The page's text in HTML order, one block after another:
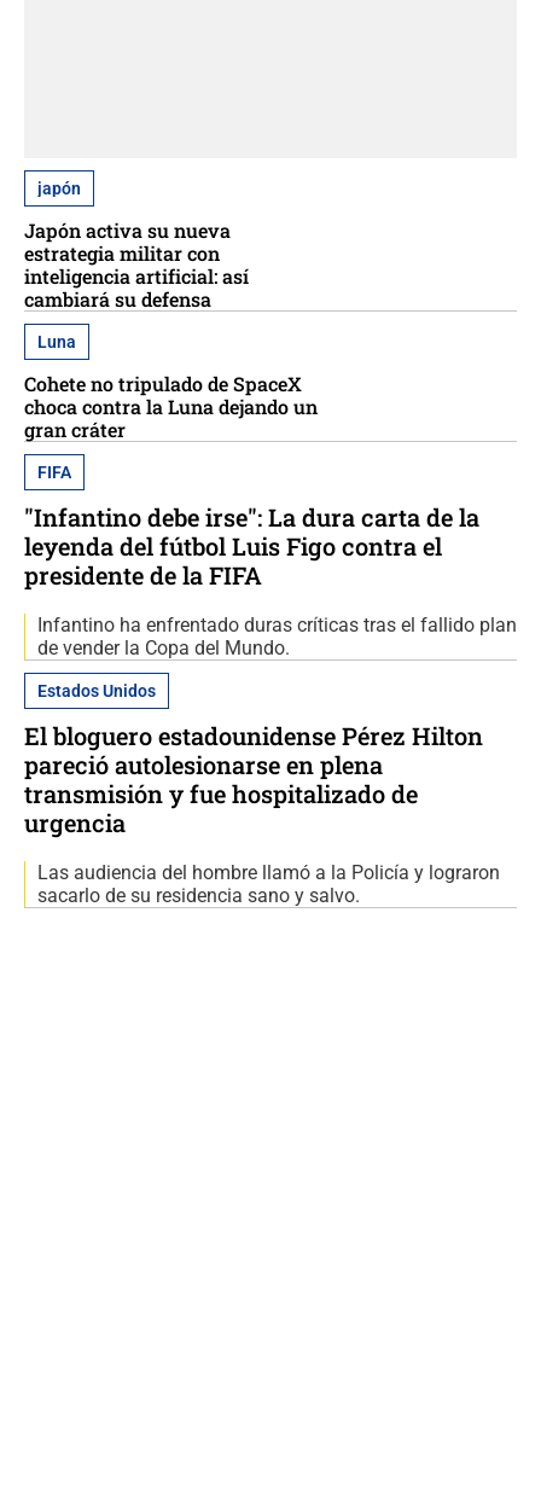
japón
Japón activa su nueva
estrategia militar con
inteligencia artificial: así
cambiará su defensa
Luna
Cohete no tripulado de SpaceX
choca contra la Luna dejando un
gran cráter
FIFA
"Infantino debe irse": La dura carta de la
leyenda del fútbol Luis Figo contra el
presidente de la FIFA
Infantino ha enfrentado duras críticas tras el fallido plan
de vender la Copa del Mundo.
Estados Unidos
El bloguero estadounidense Pérez Hilton
pareció autolesionarse en plena
transmisión y fue hospitalizado de
urgencia
Las audiencia del hombre llamó a la Policía y lograron
sacarlo de su residencia sano y salvo.